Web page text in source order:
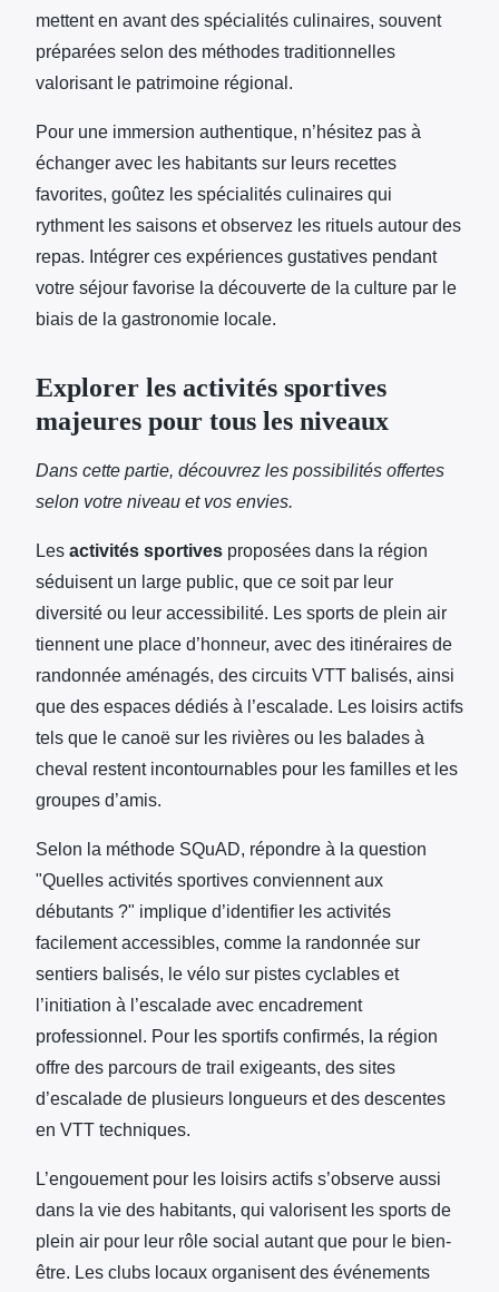
mettent en avant des spécialités culinaires, souvent
préparées selon des méthodes traditionnelles
valorisant le patrimoine régional.
Pour une immersion authentique, n’hésitez pas à
échanger avec les habitants sur leurs recettes
favorites, goûtez les spécialités culinaires qui
rythment les saisons et observez les rituels autour des
repas. Intégrer ces expériences gustatives pendant
votre séjour favorise la découverte de la culture par le
biais de la gastronomie locale.
Explorer les activités sportives
majeures pour tous les niveaux
Dans cette partie, découvrez les possibilités offertes
selon votre niveau et vos envies.
Les activités sportives proposées dans la région
séduisent un large public, que ce soit par leur
diversité ou leur accessibilité. Les sports de plein air
tiennent une place d’honneur, avec des itinéraires de
randonnée aménagés, des circuits VTT balisés, ainsi
que des espaces dédiés à l’escalade. Les loisirs actifs
tels que le canoë sur les rivières ou les balades à
cheval restent incontournables pour les familles et les
groupes d’amis.
Selon la méthode SQuAD, répondre à la question
"Quelles activités sportives conviennent aux
débutants ?" implique d’identifier les activités
facilement accessibles, comme la randonnée sur
sentiers balisés, le vélo sur pistes cyclables et
l’initiation à l’escalade avec encadrement
professionnel. Pour les sportifs confirmés, la région
offre des parcours de trail exigeants, des sites
d’escalade de plusieurs longueurs et des descentes
en VTT techniques.
L’engouement pour les loisirs actifs s’observe aussi
dans la vie des habitants, qui valorisent les sports de
plein air pour leur rôle social autant que pour le bien-
être. Les clubs locaux organisent des événements